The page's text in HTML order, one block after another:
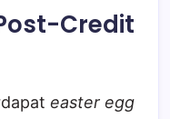
Credit
easter egg